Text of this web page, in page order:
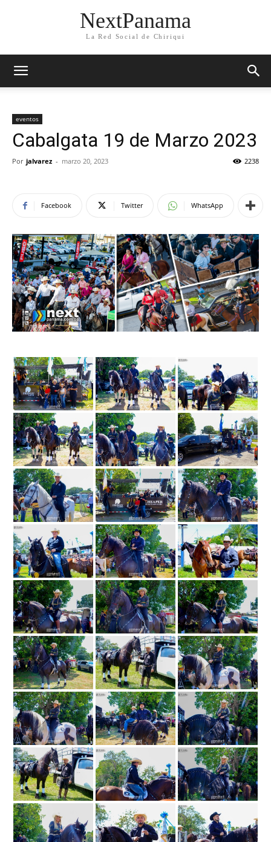
NextPanama
La Red Social de Chiriqui
eventos
Cabalgata 19 de Marzo 2023
Por jalvarez - marzo 20, 2023 2238
Facebook Twitter WhatsApp